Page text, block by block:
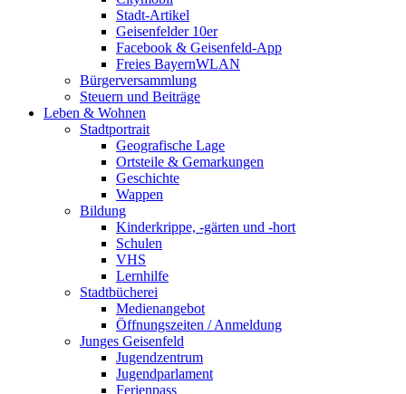
Stadt-Artikel
Geisenfelder 10er
Facebook & Geisenfeld-App
Freies BayernWLAN
Bürgerversammlung
Steuern und Beiträge
Leben & Wohnen
Stadtportrait
Geografische Lage
Ortsteile & Gemarkungen
Geschichte
Wappen
Bildung
Kinderkrippe, -gärten und -hort
Schulen
VHS
Lernhilfe
Stadtbücherei
Medienangebot
Öffnungszeiten / Anmeldung
Junges Geisenfeld
Jugendzentrum
Jugendparlament
Ferienpass